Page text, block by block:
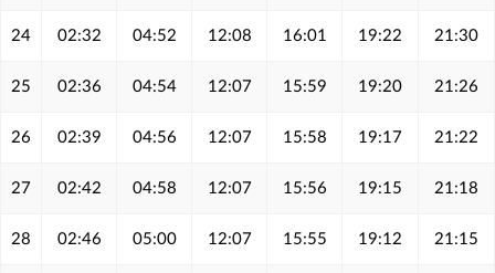
24 02:32 04:52 12:08 16:01 19:22 21:30
25 02:36 04:54 12:07 15:59 19:20 21:26
26 02:39 04:56 12:07 15:58 19:17 21:22
27 02:42 04:58 12:07 15:56 19:15 21:18
28 02:46 05:00 12:07 15:55 19:12 21:15